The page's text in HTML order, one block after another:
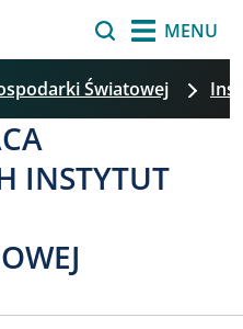
MENU
Światowej
filtrowanie
INSTYTUT